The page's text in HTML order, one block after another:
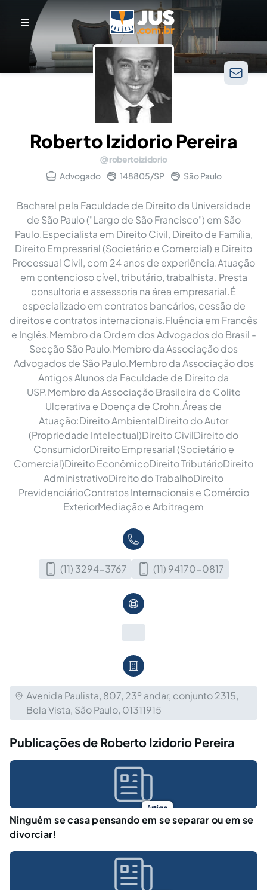
Roberto Izidorio Pereira
robertoizidorio
Advogado
148805/SP São Paulo
Bacharel pela Faculdade de Direito da Universidade
de São Paulo ("Largo de São Francisco") em São
Paulo.Especialista em Direito Civil, Direito de Família,
Direito Empresarial (Societário e Comercial) e Direito
Processual Civil, com 24 anos de experiência.Atuação
em contencioso cível, tributário, trabalhista. Presta
consultoria e assessoria na área empresarial.É
especializado em contratos bancários, cessão de
direitos e contratos internacionais.Fluência em Francês
e Inglês.Membro da Ordem dos Advogados do Brasil -
Secção São Paulo.Membro da Associação dos
Advogados de São Paulo.Membro da Associação dos
Antigos Alunos da Faculdade de Direito da
USP.Membro da Associação Brasileira de Colite
Ulcerativa e Doença de Crohn.Áreas de
Atuação:Direito AmbientalDireito do Autor
(Propriedade Intelectual)Direito CivilDireito do
ConsumidorDireito Empresarial (Societário e
Comercial)Direito EconômicoDireito TributárioDireito
AdministrativoDireito do TrabalhoDireito
PrevidenciárioContratos Internacionais e Comércio
ExteriorMediação e Arbitragem
(11) 3294-3767 (11) 94170-0817
Avenida Paulista, 807, 23º andar, conjunto 2315,
Bela Vista, São Paulo, 01311915
Publicações de Roberto Izidorio Pereira
Artigo
Ninguém se casa pensando em se separar ou em se
divorciar!